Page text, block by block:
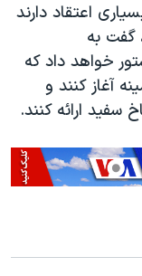
اعتقاد دارند
گفت به
خواهد داد که
آغاز کنند و
سفید ارائه کنند.